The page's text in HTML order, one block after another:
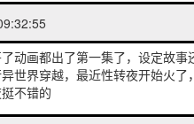
动画都出了第一集了，设定故事
世界穿越，最近性转夜开始火了
不错的